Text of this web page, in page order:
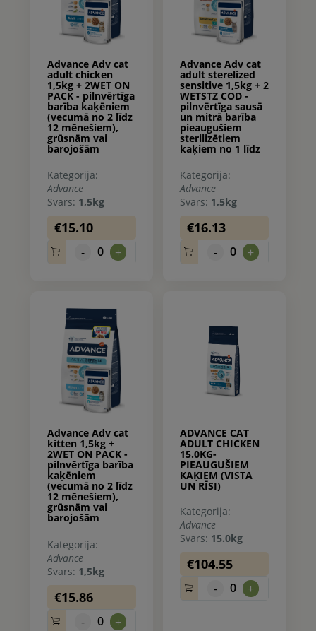
Advance Adv cat
adult chicken
1,5kg + 2WET ON
PACK - pilnvērtīga
barība kaķēniem
(vecumā no 2 līdz
12 mēnešiem),
grūsnām vai
barojošām
kaķenēm (sausā
barība un
konservi).
Kategorija:
Advance
Svars: 1,5kg
€15.10
- 0 +
Advance Adv cat
adult sterelized
sensitive 1,5kg + 2
WETSTZ COD -
pilnvērtīga sausā
un mitrā barība
pieaugušiem
sterilizētiem
kaķiem no 1 līdz
10 gadiem, ar
jūtīgu
gremošanas
sistēmu. Ar lasi.
Kategorija:
Advance
Svars: 1,5kg
€16.13
- 0 +
Advance Adv cat
kitten 1,5kg +
2WET ON PACK -
pilnvērtīga barība
kaķēniem
(vecumā no 2 līdz
12 mēnešiem),
grūsnām vai
barojošām
kaķenēm (sausā
barība un
konservi).
Kategorija:
Advance
Svars: 1,5kg
€15.86
- 0 +
ADVANCE CAT
ADULT CHICKEN
15.0KG-
PIEAUGUŠIEM
KAĶIEM (VISTA
UN RĪSI)
Kategorija:
Advance
Svars: 15.0kg
€104.55
- 0 +